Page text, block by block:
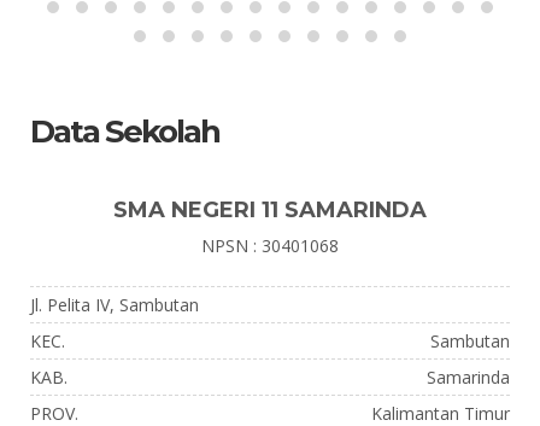
Data Sekolah
SMA NEGERI 11 SAMARINDA
NPSN : 30401068
Jl. Pelita IV, Sambutan
KEC.
Sambutan
KAB.
Samarinda
PROV.
Kalimantan Timur